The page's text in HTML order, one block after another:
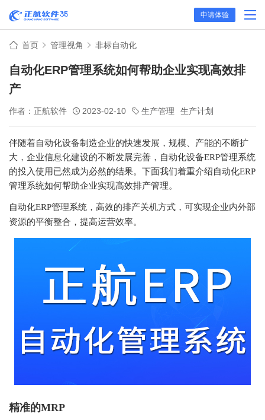
申请体验
首页 管理视角 非标自动化
自动化ERP管理系统如何帮助企业实现高效排
产
作者：正航软件 2023-02-10 生产管理 生产计划
伴随着自动化设备制造企业的快速发展，规模、产能的不断扩
大，企业信息化建设的不断发展完善，自动化设备ERP管理系统
的投入使用已然成为必然的结果。下面我们着重介绍自动化ERP
管理系统如何帮助企业实现高效排产管理。
自动化ERP管理系统，高效的排产关机方式，可实现企业内外部
资源的平衡整合，提高运营效率。
精准的MRP